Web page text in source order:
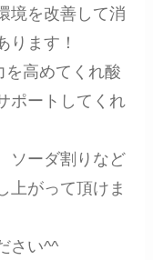
境を改善して消
ります！
を高めてくれ酸
ポートしてくれ
ソーダ割りなど
上がって頂けま
さい^^